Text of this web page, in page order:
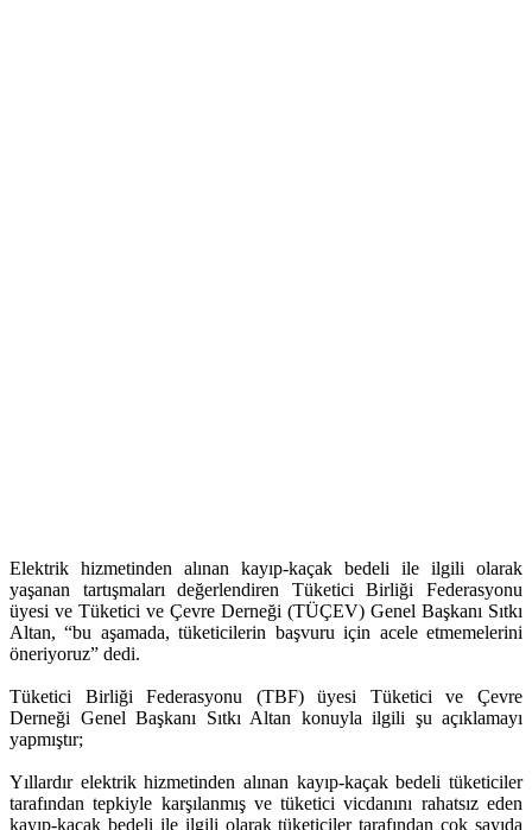
Elektrik hizmetinden alınan kayıp-kaçak bedeli ile ilgili olarak
yaşanan tartışmaları değerlendiren Tüketici Birliği Federasyonu
üyesi ve Tüketici ve Çevre Derneği (TÜÇEV) Genel Başkanı Sıtkı
Altan, “bu aşamada, tüketicilerin başvuru için acele etmemelerini
öneriyoruz” dedi.
Tüketici Birliği Federasyonu (TBF) üyesi Tüketici ve Çevre
Derneği Genel Başkanı Sıtkı Altan konuyla ilgili şu açıklamayı
yapmıştır;
Yıllardır elektrik hizmetinden alınan kayıp-kaçak bedeli tüketiciler
tarafından tepkiyle karşılanmış ve tüketici vicdanını rahatsız eden
kayıp-kaçak bedeli ile ilgili olarak tüketiciler tarafından çok sayıda